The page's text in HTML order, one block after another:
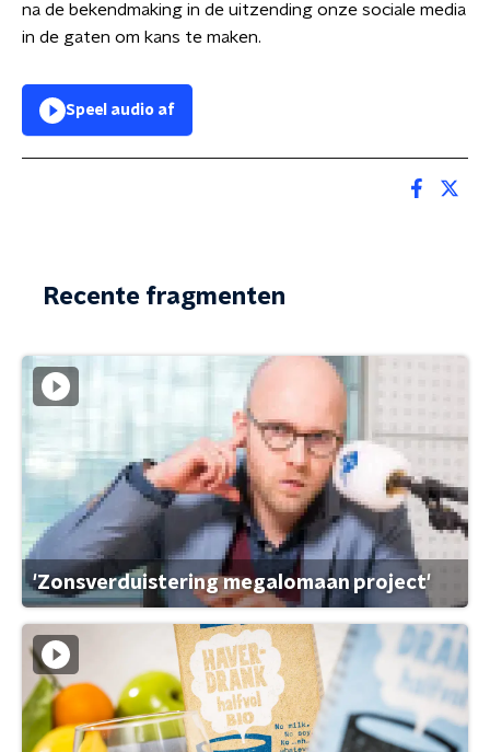
na de bekendmaking in de uitzending onze sociale media
in de gaten om kans te maken.
Speel audio af
Recente fragmenten
'Zonsverduistering megalomaan project'